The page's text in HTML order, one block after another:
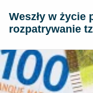
Weszły w życie
rozpatrywanie